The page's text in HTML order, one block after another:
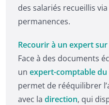
des salariés recueillis
permanences.
Recourir à un expert
Face à des documents
un expert-comptable du
permet de rééquilibrer
avec la direction, qui